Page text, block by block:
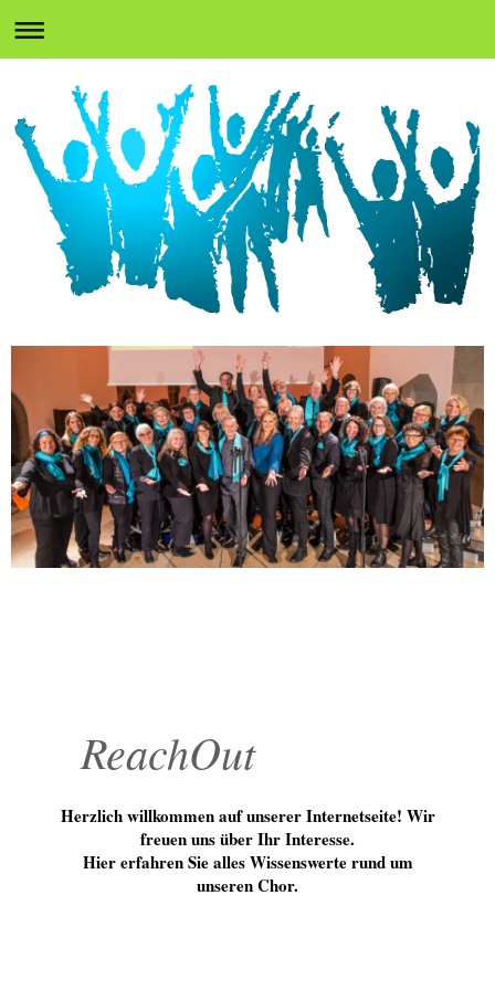
ReachOut
Herzlich willkommen auf unserer Internetseite! Wir
freuen uns über Ihr Interesse.
Hier erfahren Sie alles Wissenswerte rund um
unseren Chor.